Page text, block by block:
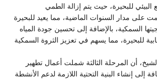
للبحيرة، حيث يتم إزالة الطمي
على مدار السنوات الماضية، مما يعيد للبحيرة
السمكية، بالإضافة إلى تحسين جودة المياه
للبحيرة، مما يسهم في تعزيز الثروة السمكية
أن المرحلة الثالثة شملت أعمال تطهير
إلى إنشاء البنية التحتية اللازمة لدعم الأنشطة